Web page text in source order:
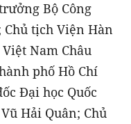
Bộ Công
tịch Viện Hàn
Nam Châu
phố Hồ Chí
Đại học Quốc
Hải Quân; Chủ